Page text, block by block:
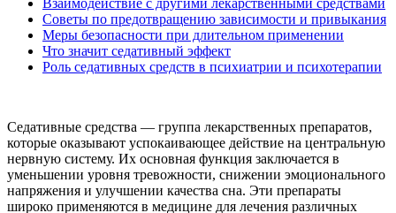
Советы по предотвращению зависимости и привыкания
Меры безопасности при длительном применении
Что значит седативный эффект
Роль седативных средств в психиатрии и психотерапии
Седативные средства — группа лекарственных препаратов,
которые оказывают успокаивающее действие на центральную
нервную систему. Их основная функция заключается в
уменьшении уровня тревожности, снижении эмоционального
напряжения и улучшении качества сна. Эти препараты
широко применяются в медицине для лечения различных